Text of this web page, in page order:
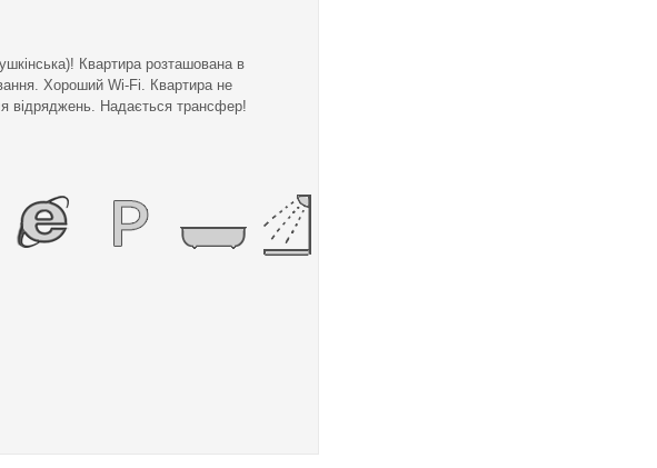
Квартира розташована в
Хороший Wi-Fi. Квартира не
відряджень. Надається трансфер!